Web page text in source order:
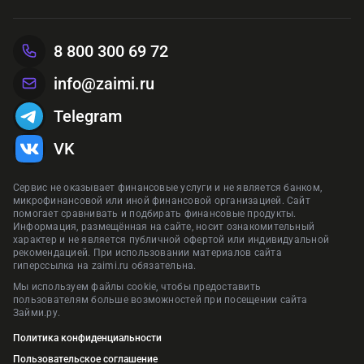
сайте zaimi.ru. Обновлено: 28 июня 2026
сайте zaimi.ru. Обновлено: 16 марта 2026
сайте zaimi.ru. Обновлено: 28 июня 2026
Предложения сформированы на основании отзывов и рейтинга на
Сервис не оказывает финансовые услуги и не является банком,
микрофинансовой или иной финансовой организацией. Сайт
помогает сравнивать и подбирать финансовые продукты.
Информация, размещённая на сайте, носит ознакомительный
характер и не является публичной офертой или индивидуальной
рекомендацией. При использовании материалов сайта
гиперссылка на zaimi.ru обязательна.
Мы используем файлы cookie, чтобы предоставить
пользователям больше возможностей при посещении сайта
Займи.ру.
Политика конфиденциальности
Пользовательское соглашение
8 800 300 69 72
info@zaimi.ru
Telegram
VK